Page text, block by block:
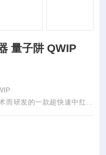
量子阱 QWIP
而研发的一款超快速中红外
，是市场上最快的检测器。
是卡洛·瑟托里教授在Pierre
设备进行了优化，以适应低